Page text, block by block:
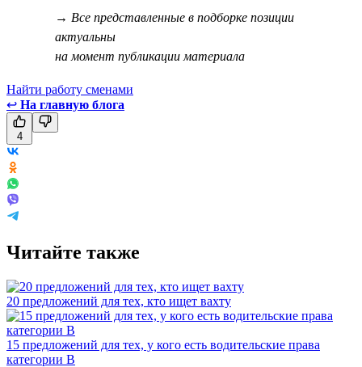
→ Все представленные в подборке позиции
актуальны
на момент публикации материала
Найти работу сменами
↩ На главную блога
4
Читайте также
20 предложений для тех, кто ищет вахту
15 предложений для тех, у кого есть водительские права
категории В